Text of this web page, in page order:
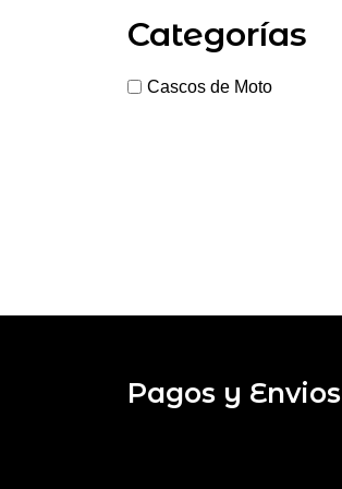
Categorías
Cascos de Moto
Pagos y Envios